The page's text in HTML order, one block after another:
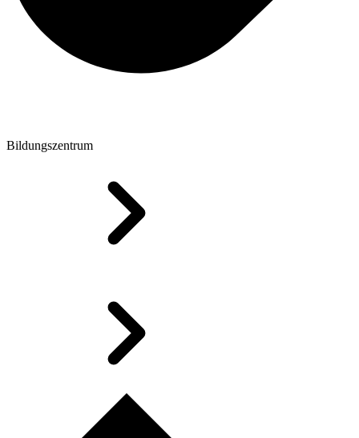
Bildungszentrum